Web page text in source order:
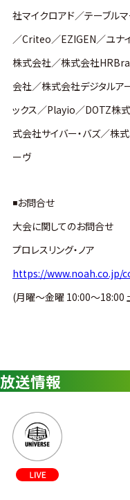
社マイクロアド／テーブ
／Criteo／EZIGEN／ユナ
株式会社／株式会社
会社／株式会社デジタルア
ックス／Playio／DOTZ株
式会社サイバー・バズ／株
ーヴ
◾️お問合せ
大会に関してのお問合せ
プロレスリング・ノア
https://www.noah.co.jp/
(月曜〜金曜 10:00〜18:00
放送情報